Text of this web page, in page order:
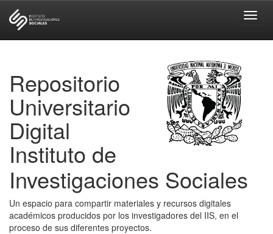
Repositorio
Universitario
Digital
Instituto de
Investigaciones Sociales
Un espacio para compartir materiales y recursos digitales
académicos producidos por los investigadores del IIS, en el
proceso de sus diferentes proyectos.